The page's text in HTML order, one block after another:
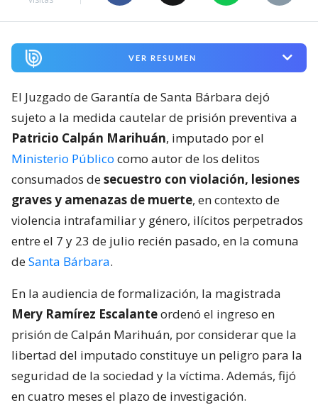
VER RESUMEN
El Juzgado de Garantía de Santa Bárbara dejó
sujeto a la medida cautelar de prisión preventiva a
Patricio Calpán Marihuán, imputado por el
Ministerio Público como autor de los delitos
consumados desecuestro con violación, lesiones
graves y amenazas de muerte, en contexto de
violencia intrafamiliar y género, ilícitos perpetrados
entre el 7 y 23 de julio recién pasado, en la comuna
deSanta Bárbara.
En la audiencia de formalización, la magistrada
Mery Ramírez Escalanteordenó el ingreso en
prisión de Calpán Marihuán, por considerar que la
libertad del imputado constituye un peligro para la
seguridad de la sociedad y la víctima. Además, fijó
en cuatro meses el plazo de investigación.